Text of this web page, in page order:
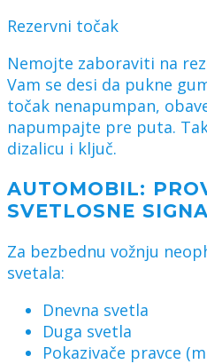
Rezervni točak
Nemojte zaboraviti na
Vam se desi da pukne
točak nenapumpan,
napumpajte pre puta.
dizalicu i ključ.
AUTOMOBIL:
SVETLOSNE
Za bezbednu vožnju
svetala:
Dnevna svetla
Duga svetla
Pokazivače pravce